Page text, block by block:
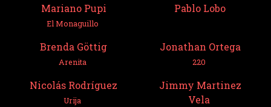
Mariano Pupi
El Monaguillo
Pablo Lobo
Brenda Göttig
Arenita
Jonathan Ortega
220
Nicolás Rodríguez
Urija
Jimmy Martinez
Vela